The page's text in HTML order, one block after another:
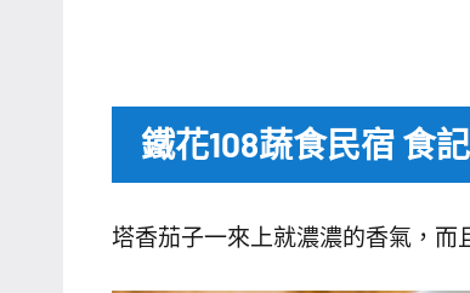
鐵花108蔬食民宿 食記
塔香茄子一來上就濃濃的香氣，而